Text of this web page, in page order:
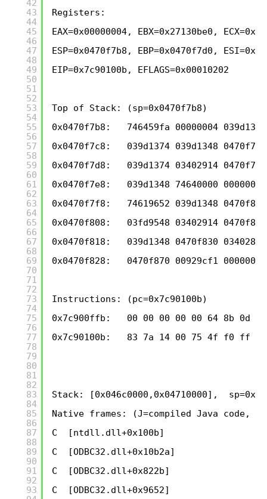
42
43
44
45
46
47
48
49
50
51
52
53
54
55
56
57
58
59
60
61
62
63
64
65
66
67
68
69
70
71
72
73
74
75
76
77
78
79
80
81
82
83
84
85
86
87
88
89
90
91
92
93
Registers:
EAX=0x00000004, EBX=0x27130be0,
ESP=0x0470f7b8, EBP=0x0470f7d0,
EIP=0x7c90100b, EFLAGS=0x00010202
Top of Stack: (sp=0x0470f7b8)
0x0470f7b8:   746459fa 00000004
0x0470f7c8:   039d1374 039d1348
0x0470f7d8:   039d1374 03402914 0470f7f4
0x0470f7e8:   039d1348 74640000
0x0470f7f8:   74619652 039d1348 0470f830
0x0470f808:   03fd9548 03402914 0470f828
0x0470f818:   039d1348 0470f830
0x0470f828:   0470f870 00929cf1
Instructions: (pc=0x7c90100b)
0x7c900ffb:   00 00 00 00 00 64 8b 0d
0x7c90100b:   83 7a 14 00 75 4f f0 ff
Stack: [0x046c0000,0x04710000],
Native frames: (J=compiled Java code,
C  [ntdll.dll+0x100b]
C  [ODBC32.dll+0x10b2a]
C  [ODBC32.dll+0x822b]
C  [ODBC32.dll+0x9652]